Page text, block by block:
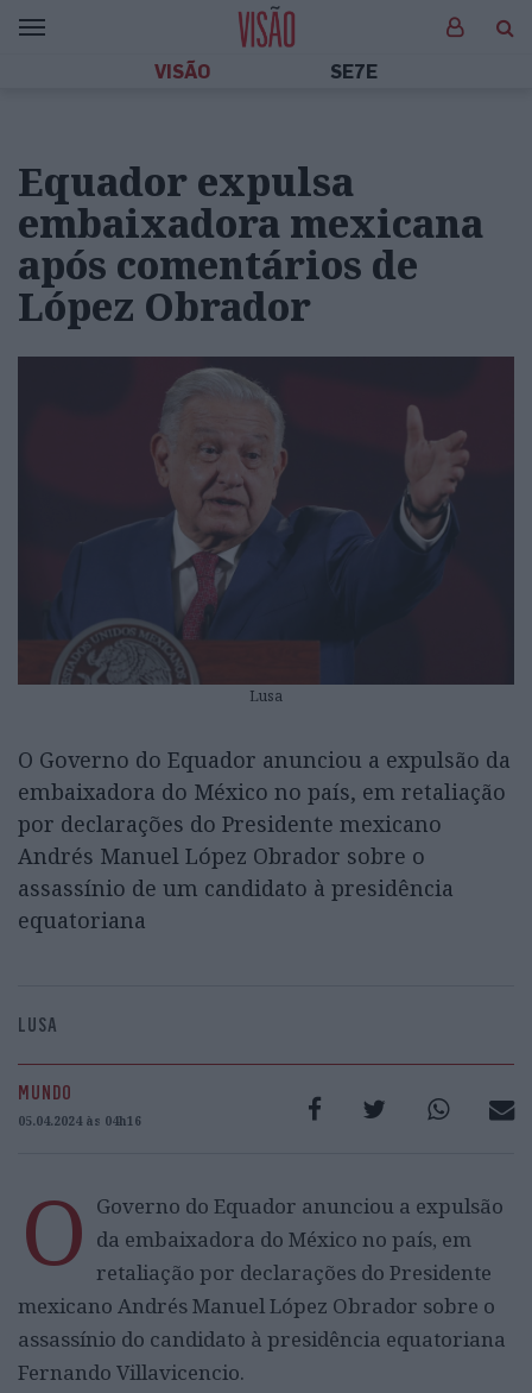
VISÃO SE7E
Equador expulsa
embaixadora mexicana
após comentários de
López Obrador
Lusa
O Governo do Equador anunciou a expulsão da
embaixadora do México no país, em retaliação
por declarações do Presidente mexicano
Andrés Manuel López Obrador sobre o
assassínio de um candidato à presidência
equatoriana
LUSA
MUNDO
05.04.2024 às 04h16
O Governo do Equador anunciou a expulsão
da embaixadora do México no país, em
retaliação por declarações do Presidente
mexicano Andrés Manuel López Obrador sobre o
assassínio do candidato à presidência equatoriana
Fernando Villavicencio.